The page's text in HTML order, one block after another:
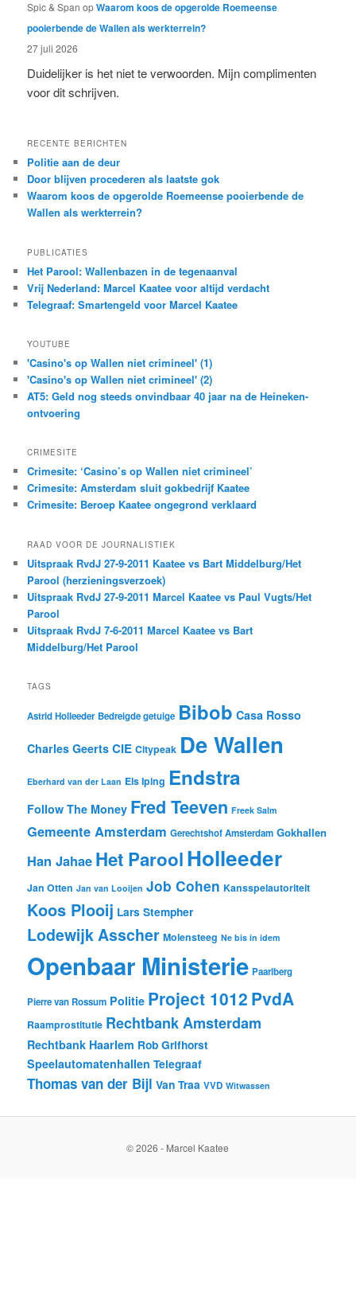
Spic & Span opWaarom koos de opgerolde Roemeense
pooierbende de Wallen als werkterrein?
27 juli 2026
Duidelijker is het niet te verwoorden. Mijn complimenten
voor dit schrijven.
RECENTE BERICHTEN
Politie aan de deur
Door blijven procederen als laatste gok
Waarom koos de opgerolde Roemeense pooierbende de
Wallen als werkterrein?
PUBLICATIES
Het Parool: Wallenbazen in de tegenaanval
Vrij Nederland: Marcel Kaatee voor altijd verdacht
Telegraaf: Smartengeld voor Marcel Kaatee
YOUTUBE
'Casino's op Wallen niet crimineel' (1)
'Casino's op Wallen niet crimineel' (2)
AT5: Geld nog steeds onvindbaar 40 jaar na de Heineken-
ontvoering
CRIMESITE
Crimesite: ‘Casino’s op Wallen niet crimineel’
Crimesite: Amsterdam sluit gokbedrijf Kaatee
Crimesite: Beroep Kaatee ongegrond verklaard
RAAD VOOR DE JOURNALISTIEK
Uitspraak RvdJ 27-9-2011 Kaatee vs Bart Middelburg/Het
Parool (herzieningsverzoek)
Uitspraak RvdJ 27-9-2011 Marcel Kaatee vs Paul Vugts/Het
Parool
Uitspraak RvdJ 7-6-2011 Marcel Kaatee vs Bart
Middelburg/Het Parool
TAGS
Astrid Holleeder Bedreigde getuige Bibob Casa Rosso
Charles Geerts CIE Citypeak De Wallen
Eberhard van der Laan Els Iping Endstra
Follow The Money Fred Teeven Freek Salm
Gemeente Amsterdam Gerechtshof Amsterdam Gokhallen
Han Jahae Het ParoolHolleeder
Jan Otten Jan van Looijen Job Cohen Kansspelautoriteit
Koos Plooij Lars Stempher
Lodewijk Asscher Molensteeg Ne bis in idem
Openbaar Ministerie Paarlberg
Pierre van Rossum Politie Project 1012 PvdA
Raamprostitutie Rechtbank Amsterdam
Rechtbank Haarlem Rob Grifhorst
Speelautomatenhallen Telegraaf
Thomas van der Bijl Van Traa VVD Witwassen
© 2026 - Marcel Kaatee